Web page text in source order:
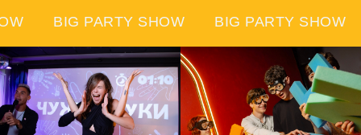
BIG PARTY SHOW BIG PARTY SHOW